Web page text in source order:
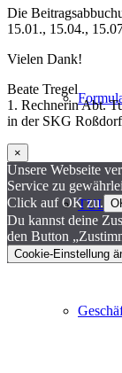
TUL-
Die
15.01., 15.04.,
Vielen Dank!
Beate Tregel
1. Rechnerin Abt.
in der SKG
×
Unsere Webseite
Service zu
Click auf OK zu.
Du kannst deine
den Button
Cookie-Einstellung